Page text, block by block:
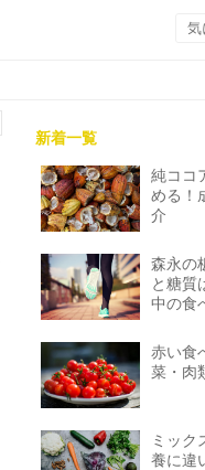
新着一覧
純ココ
める！
介
森永の
と糖質
中の食
赤い食
菜・肉
ミック
養に違